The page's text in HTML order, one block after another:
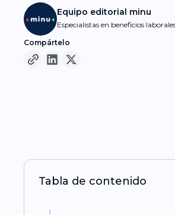
Equipo editorial minu
Especialistas en beneficios
Compártelo
Tabla de contenido